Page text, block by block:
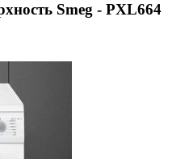
Smeg - PXL664